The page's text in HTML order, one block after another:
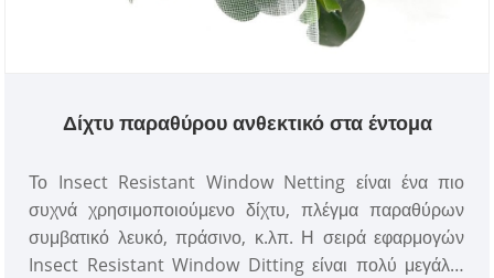
Δίχτυ παραθύρου ανθεκτικό στα έντομα
Το Insect Resistant Window Netting είναι ένα πιο
συχνά χρησιμοποιούμενο δίχτυ, πλέγμα παραθύρων
συμβατικό λευκό, πράσινο, κ.λπ. Η σειρά εφαρμογών
Insect Resistant Window Ditting είναι πολύ μεγάλη,